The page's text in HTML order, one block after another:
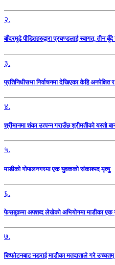
२.
बाँदरमुढे पीडितहरुद्वारा प्रचण्डलाई स्वागत, तीन
३.
प्रतिनिधीसभा निर्वाचनमा देखिएका केहि अनपेक्षित
४.
श्रीमानमा शंका उत्पन्न गराउँछ श्रीमतीको यस्तो
५.
माडीको गोपालनगरमा एक युवकको संकाश्पद मृत्यु
६.
फेसबुकमा अपशव्द लेखेको अभियोगमा माडीका एक
७.
बिष्फोटनबाट नडराई माडीका मतदाताले गरे